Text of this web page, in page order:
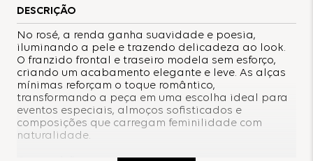
DESCRIÇÃO
No rosé, a renda ganha suavidade e poesia,
iluminando a pele e trazendo delicadeza ao look.
O franzido frontal e traseiro modela sem esforço,
criando um acabamento elegante e leve. As alças
mínimas reforçam o toque romântico,
transformando a peça em uma escolha ideal para
eventos especiais, almoços sofisticados e
composições que carregam feminilidade com
naturalidade.